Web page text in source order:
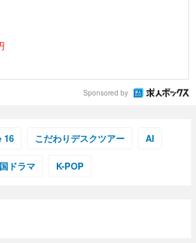
Sponsored by
16 こだわりデスクツアー AI
ドラマ K-POP